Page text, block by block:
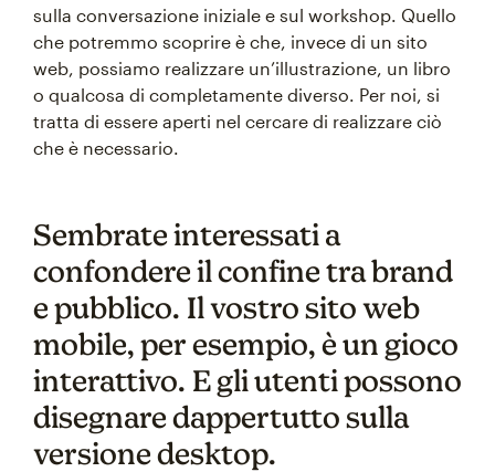
sulla conversazione iniziale e sul workshop. Quello
che potremmo scoprire è che, invece di un sito
web, possiamo realizzare un’illustrazione, un libro
o qualcosa di completamente diverso. Per noi, si
tratta di essere aperti nel cercare di realizzare ciò
che è necessario.
Sembrate interessati a
confondere il confine tra brand
e pubblico. Il vostro sito web
mobile, per esempio, è un gioco
interattivo. E gli utenti possono
disegnare dappertutto sulla
versione desktop.